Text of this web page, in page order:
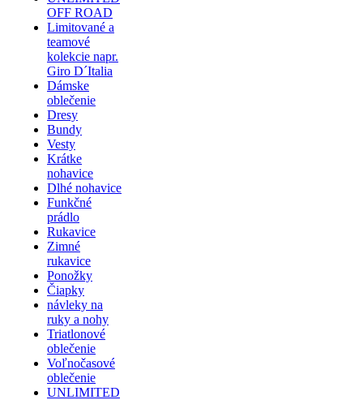
OFF ROAD
Limitované a
teamové
kolekcie napr.
Giro D´Italia
Dámske
oblečenie
Dresy
Bundy
Vesty
Krátke
nohavice
Dlhé nohavice
Funkčné
prádlo
Rukavice
Zimné
rukavice
Ponožky
Čiapky
návleky na
ruky a nohy
Triatlonové
oblečenie
Voľnočasové
oblečenie
UNLIMITED